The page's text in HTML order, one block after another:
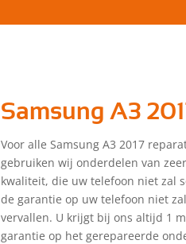
Samsung A3
Voor alle Samsung A3 2017
gebruiken wij onderdelen van
kwaliteit, die uw telefoon niet zal
de garantie op uw telefoon niet
vervallen. U krijgt bij ons altijd 1
garantie op het gerepareerde